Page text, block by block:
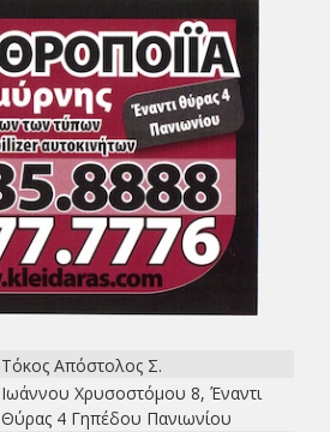
Τόκος Απόστολος Σ.
Ιωάννου Χρυσοστόμου 8, Έναντι
Θύρας 4 Γηπέδου Πανιωνίου